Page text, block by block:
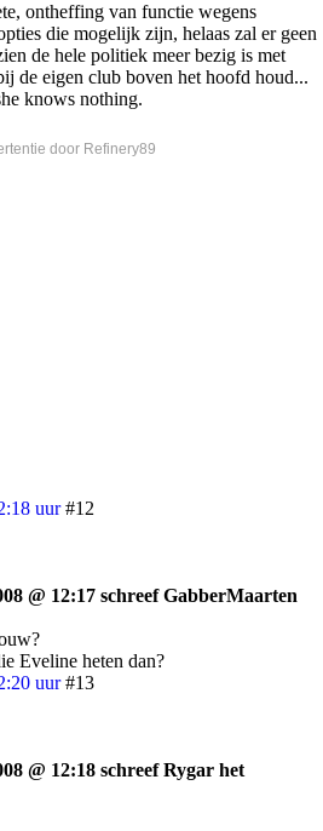
ontheffing van functie wegens
die mogelijk zijn, helaas zal er geen
de hele politiek meer bezig is met
de eigen club boven het hoofd houd...
knows nothing.
door Refinery89
uur #12
@ 12:17 schreef GabberMaarten
Eveline heten dan?
uur #13
@ 12:18 schreef Rygar het